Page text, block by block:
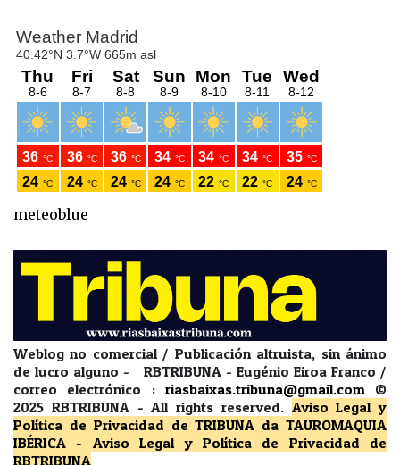
meteoblue
Weblog no comercial / Publicación altruista, sin ánimo
de lucro alguno - RBTRIBUNA - Eugénio Eiroa Franco /
correo electrónico : riasbaixas.tribuna@gmail.com
©
2025 RBTRIBUNA -All rights reserved. Aviso Legal y
Política de Privacidad de TRIBUNA da TAUROMAQUIA
IBÉRICA - Aviso Legal y Política de Privacidad
de
RBTRIBUNA